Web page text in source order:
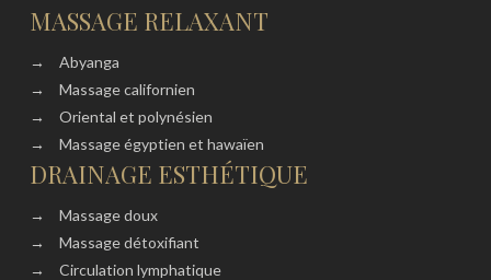
MASSAGE RELAXANT
→
Abyanga
→
Massage californien
→
Oriental et polynésien
→
Massage égyptien et hawaïen
DRAINAGE ESTHÉTIQUE
→
Massage doux
→
Massage détoxifiant
→
Circulation lymphatique